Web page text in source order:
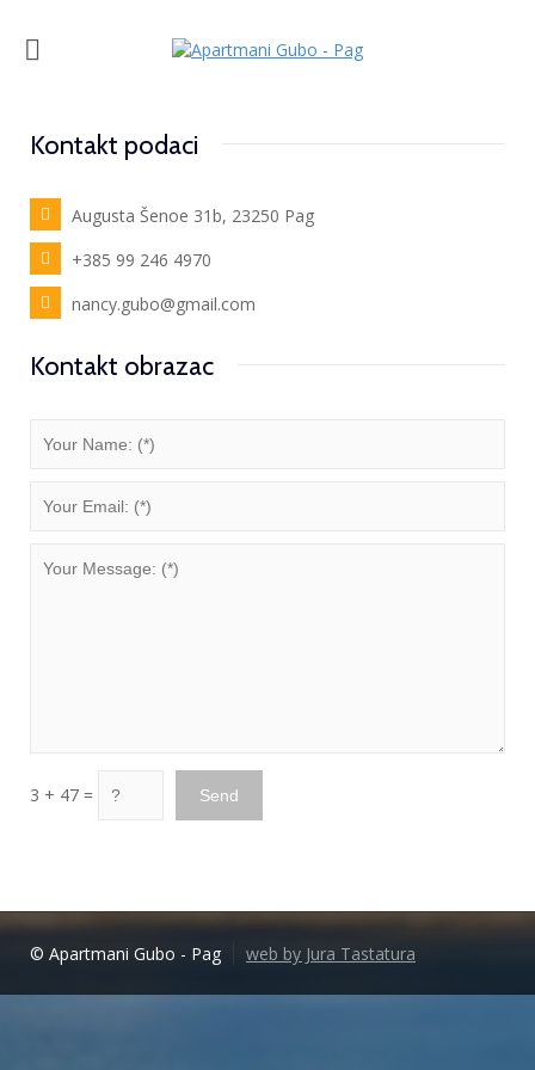
Kontakt podaci
Augusta Šenoe 31b, 23250 Pag
+385 99 246 4970
nancy.gubo@gmail.com
Kontakt obrazac
3 + 47 =
© Apartmani Gubo - Pag web by Jura Tastatura